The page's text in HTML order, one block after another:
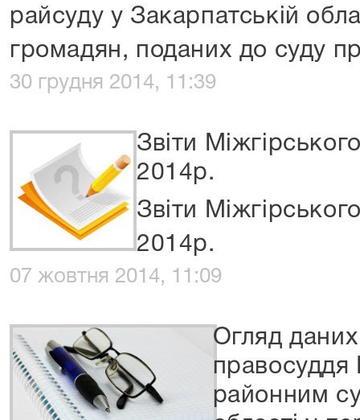
райсуду у Закарпатській
громадян, поданих до суду
30 грудня 2014, 11:39
Звіти
2014р.
Звіти
2014р.
07 жовтня 2014, 11:09
Огляд
правосуддя
районним